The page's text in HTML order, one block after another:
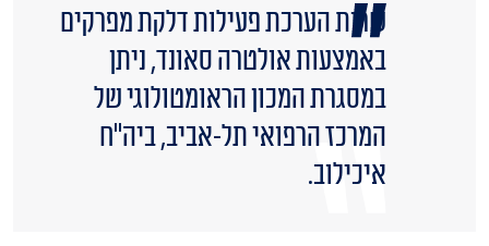
​שרות הערכת פעילות דלקת מפרקים
באמצעות אולטרה סאונד, ניתן
במסגרת המכון הראומטולוגי של
המרכז הרפואי תל-אביב, ביה"ח
איכילוב.